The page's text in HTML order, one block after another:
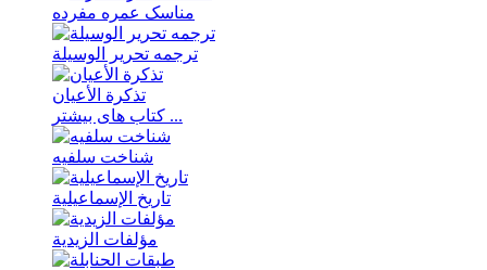
مناسک عمره مفرده
ترجمه تحریر الوسیلة
تذکرة الأعیان
کتاب های بیشتر ...
شناخت سلفیه
تاریخ الإسماعیلیة
مؤلفات الزیدیة